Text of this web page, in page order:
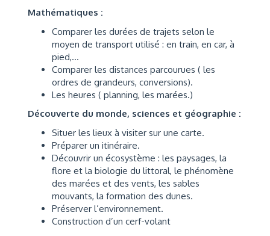
Mathématiques :
Comparer les durées de trajets selon le
moyen de transport utilisé : en train, en car, à
pied,…
Comparer les distances parcourues ( les
ordres de grandeurs, conversions).
Les heures ( planning, les marées.)
Découverte du monde, sciences et géographie :
Situer les lieux à visiter sur une carte.
Préparer un itinéraire.
Découvrir un écosystème : les paysages, la
flore et la biologie du littoral, le phénomène
des marées et des vents, les sables
mouvants, la formation des dunes.
Préserver l’environnement.
Construction d’un cerf-volant